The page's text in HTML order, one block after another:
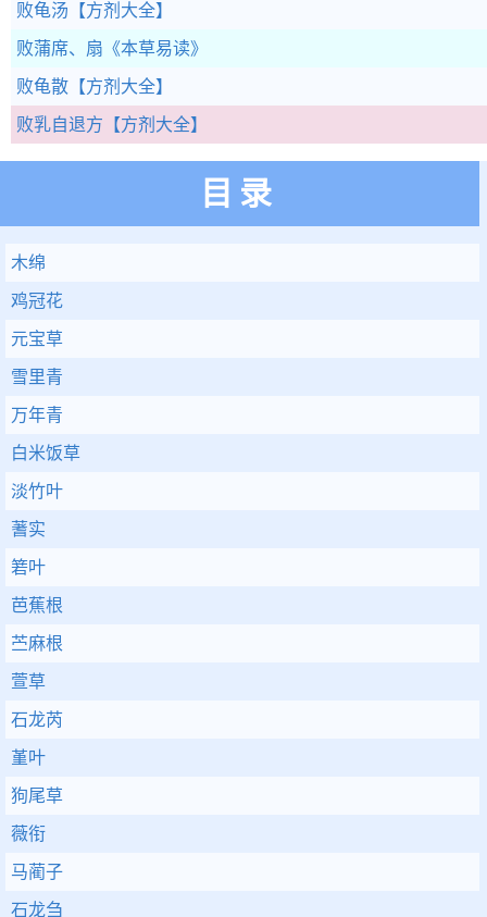
败龟汤 【方剂大全】
败蒲席、扇 《本草易读》
败龟散 【方剂大全】
败乳自退方 【方剂大全】
目录
木绵
鸡冠花
元宝草
雪里青
万年青
白米饭草
淡竹叶
蓍实
箬叶
芭蕉根
苎麻根
萱草
石龙芮
堇叶
狗尾草
薇衔
马蔺子
石龙刍